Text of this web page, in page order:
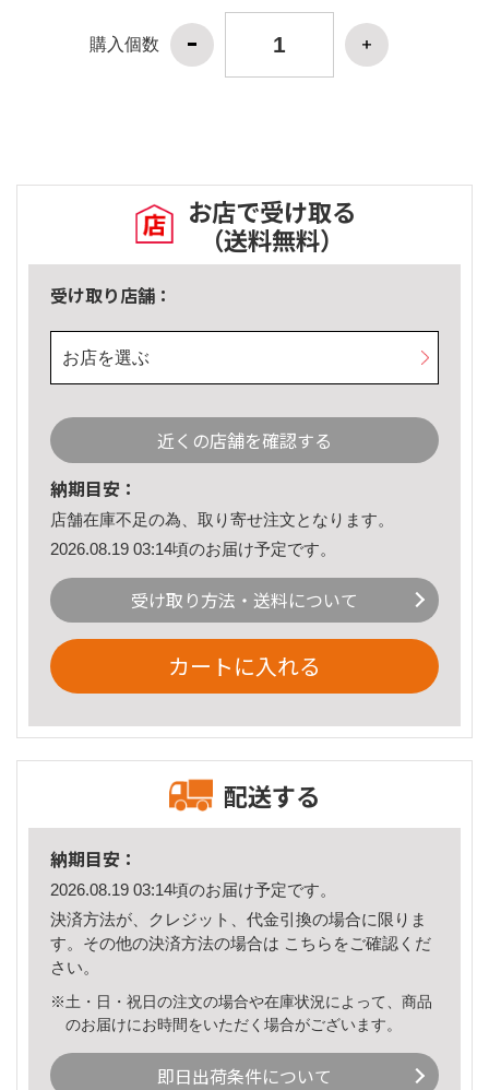
購入個数
お店で受け取る
（送料無料）
受け取り店舗：
お店を選ぶ
近くの店舗を確認する
納期目安：
店舗在庫不足の為、取り寄せ注文となります。
2026.08.19 03:14頃のお届け予定です。
受け取り方法・送料について
カートに入れる
配送する
納期目安：
2026.08.19 03:14頃のお届け予定です。
決済方法が、クレジット、代金引換の場合に限りま
す。その他の決済方法の場合は こちら をご確認くだ
さい。
※土・日・祝日の注文の場合や在庫状況によって、商品
のお届けにお時間をいただく場合がございます。
即日出荷条件について